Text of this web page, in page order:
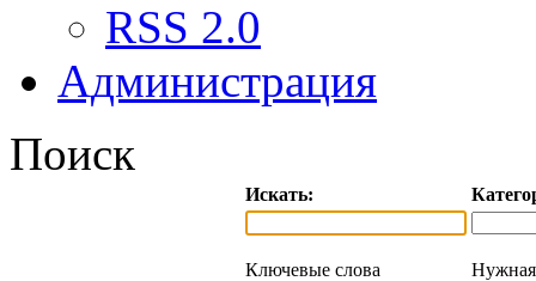
RSS 2.0
Администрация
Поиск
Искать:
Ключевые слова Нужная